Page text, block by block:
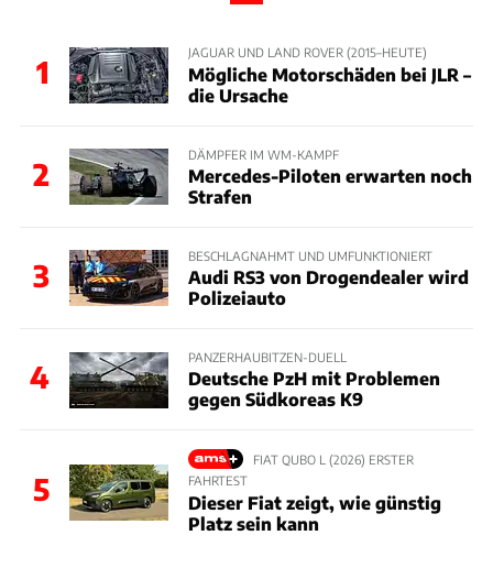
1
JAGUAR UND LAND ROVER (2015–HEUTE)
Mögliche Motorschäden bei JLR –
die Ursache
2
DÄMPFER IM WM-KAMPF
Mercedes-Piloten erwarten noch
Strafen
3
BESCHLAGNAHMT UND UMFUNKTIONIERT
Audi RS3 von Drogendealer wird
Polizeiauto
4
PANZERHAUBITZEN-DUELL
Deutsche PzH mit Problemen
gegen Südkoreas K9
5
FIAT QUBO L (2026) ERSTER
FAHRTEST
Dieser Fiat zeigt, wie günstig
Platz sein kann